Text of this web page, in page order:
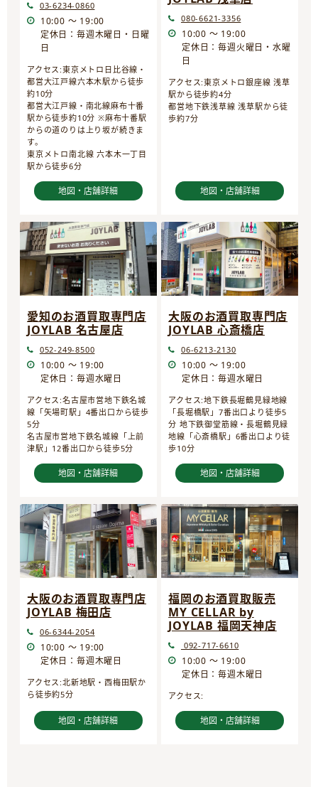
03-6234-0860
10:00 ～ 19:00
定休日：毎週木曜日・日曜
日
アクセス:東京メトロ日比谷線・
都営大江戸線六本木駅から徒歩
約10分
都営大江戸線・南北線麻布十番
駅から徒歩約10分 ※麻布十番駅
からの道のりは上り坂が続きま
す。
東京メトロ南北線 六本木一丁目
駅から徒歩6分
地図・店舗詳細
080-6621-3356
10:00 ～ 19:00
定休日：毎週火曜日・水曜
日
アクセス:東京メトロ銀座線 浅草
駅から徒歩約4分
都営地下鉄浅草線 浅草駅から徒
歩約7分
地図・店舗詳細
愛知のお酒買取専門店
JOYLAB 名古屋店
052-249-8500
10:00 ～ 19:00
定休日：毎週水曜日
アクセス:名古屋市営地下鉄名城
線「矢場町駅」4番出口から徒歩
5分
名古屋市営地下鉄名城線「上前
津駅」12番出口から徒歩5分
地図・店舗詳細
大阪のお酒買取専門店
JOYLAB 心斎橋店
06-6213-2130
10:00 ～ 19:00
定休日：毎週水曜日
アクセス:地下鉄長堀鶴見緑地線
「長堀橋駅」7番出口より徒歩5
分 地下鉄御堂筋線・長堀鶴見緑
地線「心斎橋駅」6番出口より徒
歩10分
地図・店舗詳細
大阪のお酒買取専門店
JOYLAB 梅田店
06-6344-2054
10:00 ～ 19:00
定休日：毎週木曜日
アクセス:北新地駅・西梅田駅か
ら徒歩約5分
地図・店舗詳細
福岡のお酒買取販売
MY CELLAR by
JOYLAB 福岡天神店
092-717-6610
10:00 ～ 19:00
定休日：毎週木曜日
アクセス:
地図・店舗詳細